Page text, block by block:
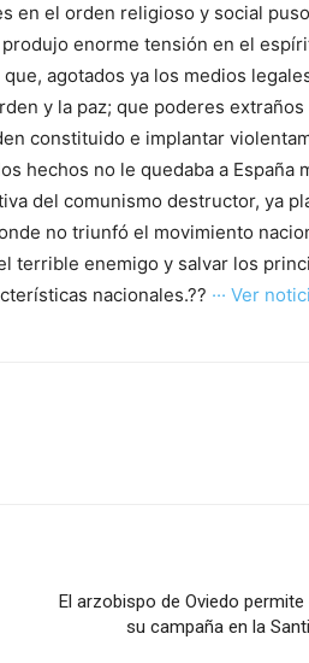
en el orden religioso y social
enorme tensión en el
agotados ya los medios
y la paz; que poderes extraños
constituido e implantar
hechos no le quedaba a España
del comunismo destructor, ya
no triunfó el movimiento
terrible enemigo y salvar los
nacionales.?? ··· Ver
El arzobispo de Oviedo
su campaña en la